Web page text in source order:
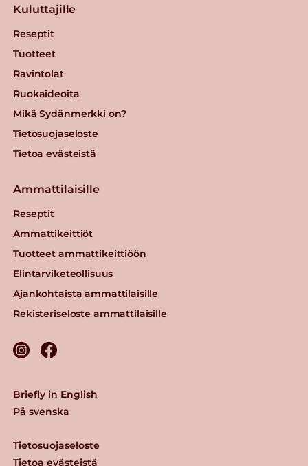
Kuluttajille
Reseptit
Tuotteet
Ravintolat
Ruokaideoita
Mikä Sydänmerkki on?
Tietosuojaseloste
Tietoa evästeistä
Ammattilaisille
Reseptit
Ammattikeittiöt
Tuotteet ammattikeittiöön
Elintarviketeollisuus
Ajankohtaista ammattilaisille
Rekisteriseloste ammattilaisille
Tietosuojaseloste
Tietoa evästeistä
Briefly in English
På svenska